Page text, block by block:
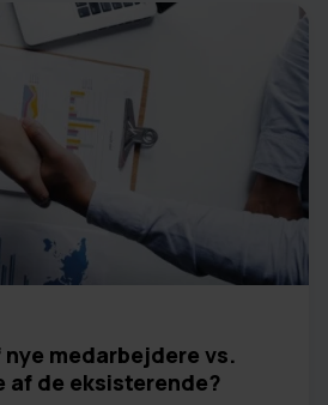
medarbejdere vs.
de eksisterende?